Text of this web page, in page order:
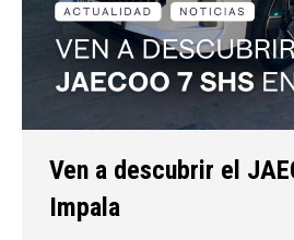
Ven a descubrir el
Impala